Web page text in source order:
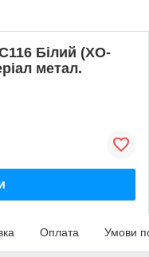
Білий (XO-
метал.
Оплата Умови